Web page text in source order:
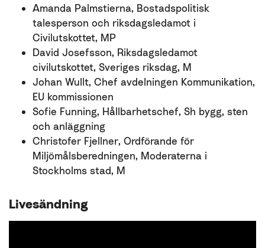
Amanda Palmstierna, Bostadspolitisk
talesperson och riksdagsledamot i
Civilutskottet, MP
David Josefsson, Riksdagsledamot
civilutskottet, Sveriges riksdag, M
Johan Wullt, Chef avdelningen Kommunikation,
EU kommissionen
Sofie Funning, Hållbarhetschef, Sh bygg, sten
och anläggning
Christofer Fjellner, Ordförande för
Miljömålsberedningen, Moderaterna i
Stockholms stad, M
Livesändning